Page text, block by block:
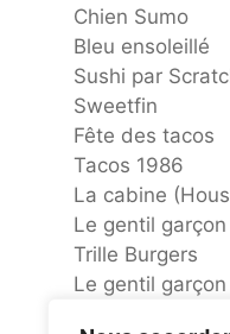
Chien Sumo
Bleu ensoleillé
Sushi par
Sweetfin
Fête des tacos
Tacos 1986
La cabine
Le gentil garçon
Trille Burgers
Le gentil garçon